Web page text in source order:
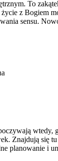
To
z Bogiem
sensu.
Znajdują
planowanie i